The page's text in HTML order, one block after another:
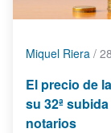
Miquel Riera /
El precio de
su 32ª
notarios